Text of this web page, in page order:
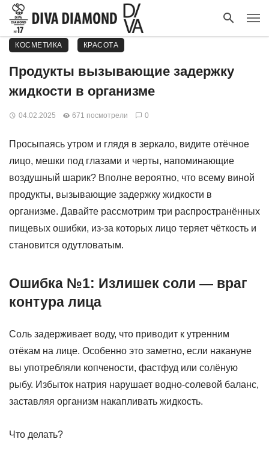
КОСМЕТИКА КРАСОТА
Продукты вызывающие задержку
жидкости в организме
04.02.2025 671 посмотрели 0
Просыпаясь утром и глядя в зеркало, видите отёчное
лицо, мешки под глазами и черты, напоминающие
воздушный шарик? Вполне вероятно, что всему виной
продукты, вызывающие задержку жидкости в
организме. Давайте рассмотрим три распространённых
пищевых ошибки, из-за которых лицо теряет чёткость и
становится одутловатым.
Ошибка №1: Излишек соли — враг
контура лица
Соль задерживает воду, что приводит к утренним
отёкам на лице. Особенно это заметно, если накануне
вы употребляли копчености, фастфуд или солёную
рыбу. Избыток натрия нарушает водно-солевой баланс,
заставляя организм накапливать жидкость.
Что делать?